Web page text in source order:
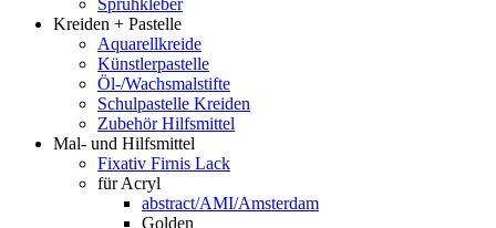
Sprühkleber
Kreiden + Pastelle
Aquarellkreide
Künstlerpastelle
Öl-/Wachsmalstifte
Schulpastelle Kreiden
Zubehör Hilfsmittel
Mal- und Hilfsmittel
Fixativ Firnis Lack
für Acryl
abstract/AMI/Amsterdam
Golden